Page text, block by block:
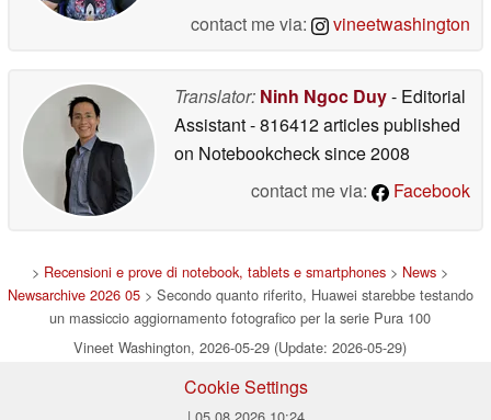
contact me via:
vineetwashington
Translator: Ninh Ngoc Duy- Editorial
Assistant- 816412 articles published
on Notebookchecksince 2008
contact me via:
Facebook
> Recensioni e prove di notebook, tablets e smartphones > News >
Newsarchive 2026 05> Secondo quanto riferito, Huawei starebbe testando
un massiccio aggiornamento fotografico per la serie Pura 100
Vineet Washington, 2026-05-29 (Update: 2026-05-29)
Cookie Settings